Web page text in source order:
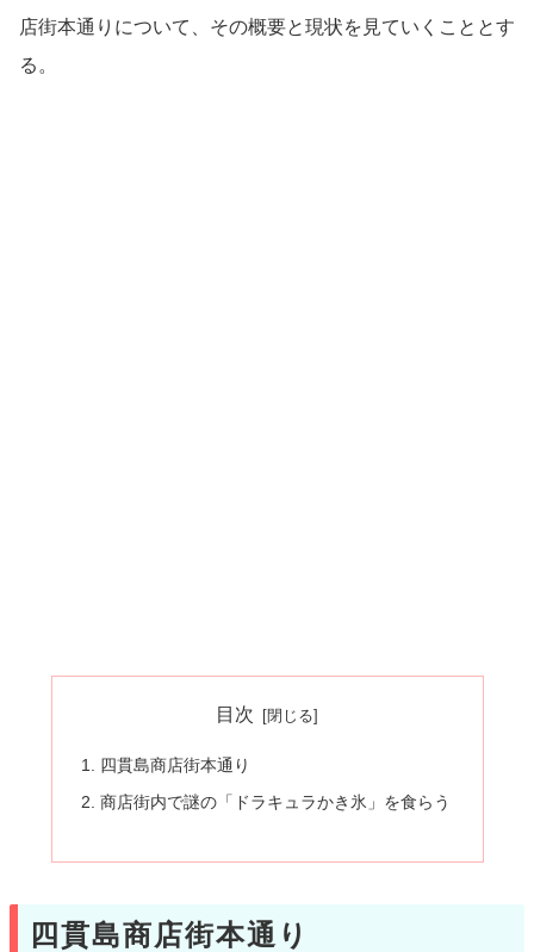
店街本通りについて、その概要と現状を見ていくこととす
る。
目次
四貫島商店街本通り
商店街内で謎の「ドラキュラかき氷」を食らう
四貫島商店街本通り